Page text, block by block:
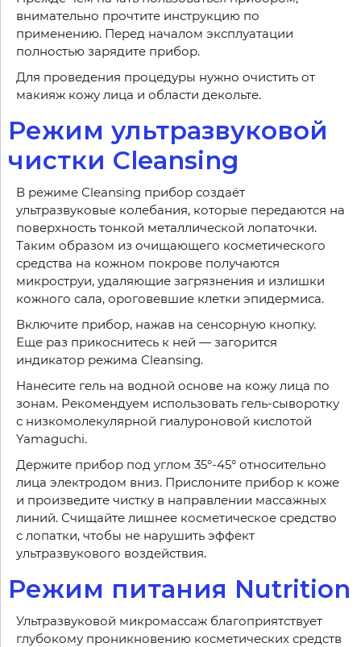
внимательно прочтите инструкцию по
применению. Перед началом эксплуатации
полностью зарядите прибор.
Для проведения процедуры нужно очистить от
макияж кожу лица и области декольте.
Режим ультразвуковой
чистки Cleansing
В режиме Сleansing прибор создаёт
ультразвуковые колебания, которые передаются на
поверхность тонкой металлической лопаточки.
Таким образом из очищающего косметического
средства на кожном покрове получаются
микроструи, удаляющие загрязнения и излишки
кожного сала, ороговевшие клетки эпидермиса.
Включите прибор, нажав на сенсорную кнопку.
Еще раз прикоснитесь к ней — загорится
индикатор режима Сleansing.
Нанесите гель на водной основе на кожу лица по
зонам. Рекомендуем использовать гель-сыворотку
с низкомолекулярной гиалуроновой кислотой
Yamaguchi.
Держите прибор под углом 35°-45° относительно
лица электродом вниз. Прислоните прибор к коже
и произведите чистку в направлении массажных
линий. Счищайте лишнее косметическое средство
с лопатки, чтобы не нарушить эффект
ультразвукового воздействия.
Режим питания Nutrition
Ультразвуковой микромассаж благоприятствует
глубокому проникновению косметических средств